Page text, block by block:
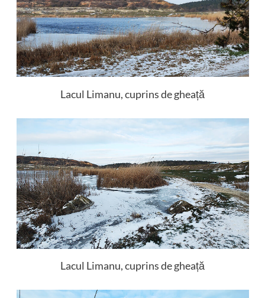
Lacul Limanu, cuprins de gheață
Lacul Limanu, cuprins de gheață